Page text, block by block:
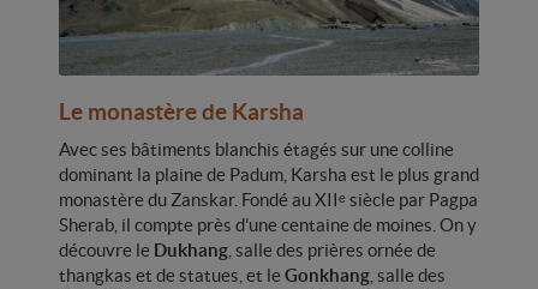
Le monastère de Karsha
Avec ses bâtiments blanchis étagés sur une colline
dominant la plaine de Padum, Karsha est le plus grand
monastère du Zanskar. Fondé au XIIᵉ siècle par Pagpa
Sherab, il compte près d’une centaine de moines. On y
découvre le Dukhang, salle des prières ornée de
thangkas et de statues, et le Gonkhang, salle des